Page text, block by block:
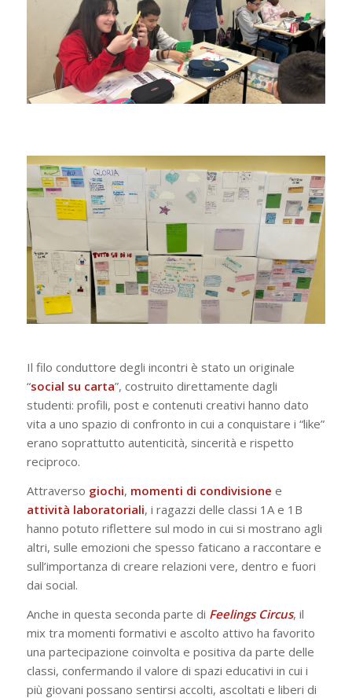
Il filo conduttore degli incontri è stato un originale
“social su carta”, costruito direttamente dagli
studenti: profili, post e contenuti creativi hanno dato
vita a uno spazio di confronto in cui a conquistare i “like”
erano soprattutto autenticità, sincerità e rispetto
reciproco.
Attraverso giochi, momenti di condivisione e
attività laboratoriali, i ragazzi delle classi 1A e 1B
hanno potuto riflettere sul modo in cui si mostrano agli
altri, sulle emozioni che spesso faticano a raccontare e
sull’importanza di creare relazioni vere, dentro e fuori
dai social.
Anche in questa seconda parte di Feelings Circus, il
mix tra momenti formativi e ascolto attivo ha favorito
una partecipazione coinvolta e positiva da parte delle
classi, confermando il valore di spazi educativi in cui i
più giovani possano sentirsi accolti, ascoltati e liberi di